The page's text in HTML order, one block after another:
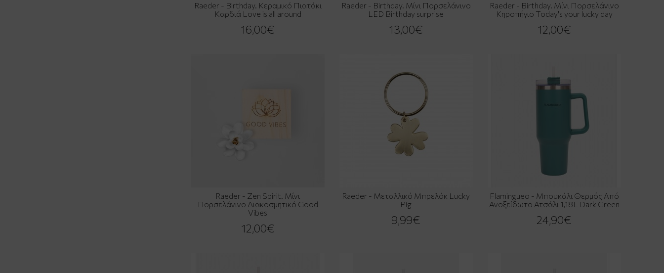
Raeder - Birthday. Κεραμικό Πιατάκι
Καρδιά Love is all around
16,00€
Raeder - Birthday. Μίνι Πορσελάνινο
LED Birthday surprise
13,00€
Raeder - Birthday. Μίνι Πορσελάνινο
Κηροπήγιο Today's your lucky day
12,00€
Raeder - Zen Spirit. Μίνι
Πορσελάνινο Διακοσμητικό Good
Vibes
12,00€
Raeder - Μεταλλικό Μπρελόκ Lucky
Pig
9,99€
Flamingueo - Μπουκάλι Θερμός Από
Ανοξείδωτο Ατσάλι 1,18L Dark Green
24,90€